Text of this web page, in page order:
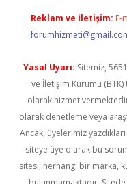
Reklam ve İletişim: E-
Yasal Uyarı: Sitemiz,
ve İletişim Kurumu (BTK)
olarak hizmet
olarak denetleme veya
Ancak, üyelerimiz
siteye üye olarak bu
sitesi, herhangi bir marka,